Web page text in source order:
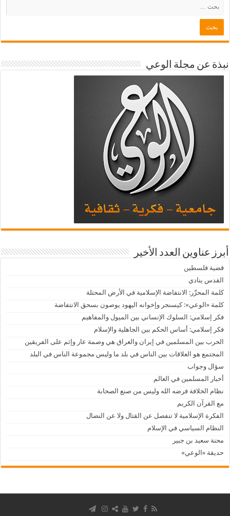
نبذة عن مجلة الوعي
أبرز عناوين العدد الأخير
قضية فلسطين
القدس ينادي
كلمة المحرِّر: الانتفاضة الإسلامية في الأرض المحتلة
كلمة «الوعي»: كيسنجر وإخوانه اليهود يوصون بسحق الانتفاضة
فكر إسلامي: السلوك الإنساني بين الميول والمفاهيم
فكر إسلامي: أساس الحكم بين الجاهلية والإسلام
الحرب بين المسلمين في إيران والعراق هي وصمة عار وإثم على الفريقين
المجتمع هو العلاقات بين الناس في بلد ما وليس مجموعة الناس في البلد
سؤال وجواب
أخبار المسلمين في العالم
نظام الخلافة فرضه الله وليس من صنع الصحابة
مع القرآن الكريم
الفكرة الإسلامية لا تنفصل عن القتال ولا عن النضال
النظام السياسي في الإسلام
محنة سعيد بن جبير
حديقة «الوعي»